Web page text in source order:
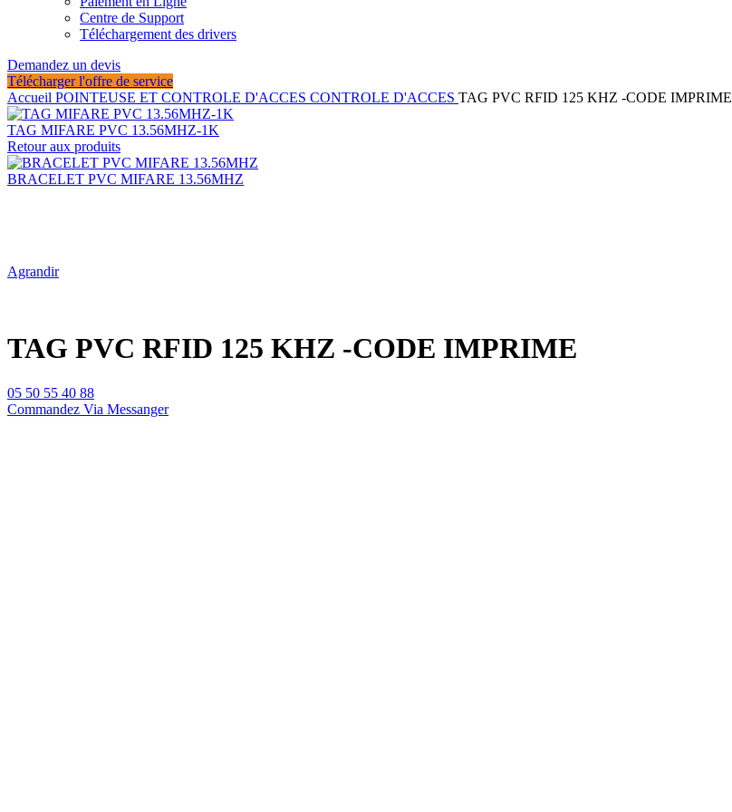
Centre de Support
Téléchargement des drivers
Demandez un devis
Télécharger l'offre de service
Accueil POINTEUSE ET CONTROLE D'ACCES CONTROLE D'ACCES TAG PVC RFID 125 KHZ -CODE IMPRIME
TAG MIFARE PVC 13.56MHZ-1K
Retour aux produits
BRACELET PVC MIFARE 13.56MHZ
Agrandir
TAG PVC RFID 125 KHZ -CODE IMPRIME
05 50 55 40 88
Commandez Via Messanger